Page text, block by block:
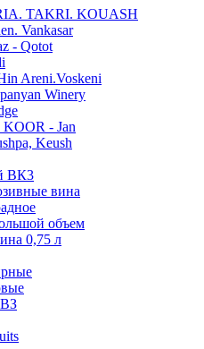
TAKRI. KOUASH
Vankasar
- Qotot
Areni.Voskeni
Winery
- Jan
Keush
ВК3
вина
объем
0,75 л